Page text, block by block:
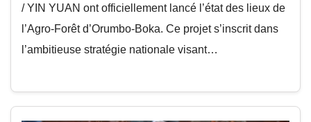
/ YIN YUAN ont officiellement lancé l’état des lieux de
l’Agro-Forêt d’Orumbo-Boka. Ce projet s’inscrit dans
l’ambitieuse stratégie nationale visant…